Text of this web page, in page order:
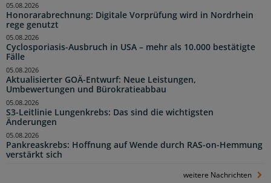
Honorarabrechnung: Digitale Vorprüfung wird in Nordrhein
rege genutzt
05.08.2026
Cyclosporiasis-Ausbruch in USA – mehr als 10.000 bestätigte
Fälle
05.08.2026
Aktualisierter GOÄ-Entwurf: Neue Leistungen,
Umbewertungen und Bürokratieabbau
05.08.2026
S3-Leitlinie Lungenkrebs: Das sind die wichtigsten
Änderungen
05.08.2026
Pankreaskrebs: Hoffnung auf Wende durch RAS-on-Hemmung
verstärkt sich
05.08.2026
weitere Nachrichten